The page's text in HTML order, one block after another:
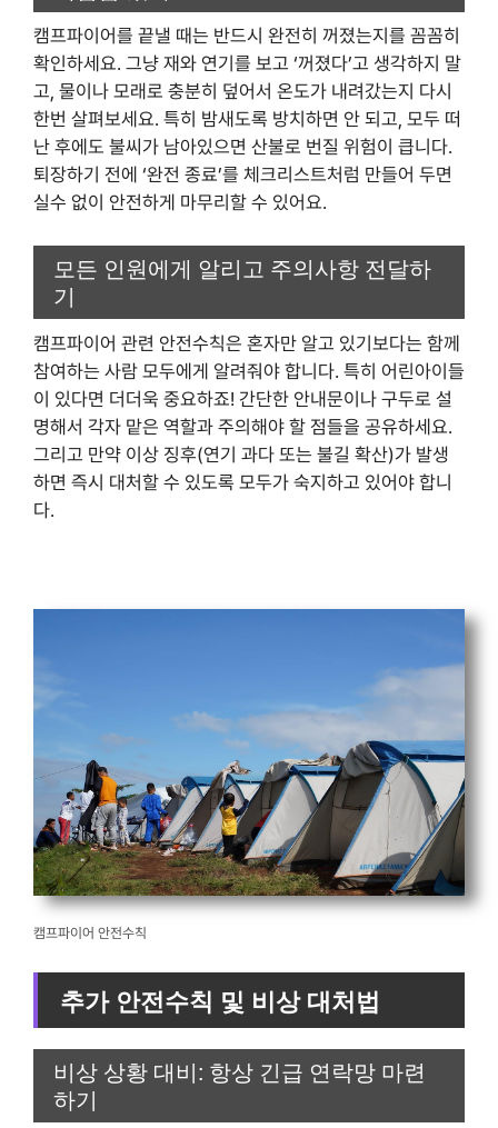
캠프파이어를 끝낼 때는 반드시 완전히 꺼졌는지를 꼼꼼히
확인하세요. 그냥 재와 연기를 보고 ‘꺼졌다’고 생각하지 말
고, 물이나 모래로 충분히 덮어서 온도가 내려갔는지 다시
한번 살펴보세요. 특히 밤새도록 방치하면 안 되고, 모두 떠
난 후에도 불씨가 남아있으면 산불로 번질 위험이 큽니다.
퇴장하기 전에 ‘완전 종료’를 체크리스트처럼 만들어 두면
실수 없이 안전하게 마무리할 수 있어요.
모든 인원에게 알리고 주의사항 전달하
기
캠프파이어 관련 안전수칙은 혼자만 알고 있기보다는 함께
참여하는 사람 모두에게 알려줘야 합니다. 특히 어린아이들
이 있다면 더더욱 중요하죠! 간단한 안내문이나 구두로 설
명해서 각자 맡은 역할과 주의해야 할 점들을 공유하세요.
그리고 만약 이상 징후(연기 과다 또는 불길 확산)가 발생
하면 즉시 대처할 수 있도록 모두가 숙지하고 있어야 합니
다.
캠프파이어 안전수칙
추가 안전수칙 및 비상 대처법
비상 상황 대비: 항상 긴급 연락망 마련
하기